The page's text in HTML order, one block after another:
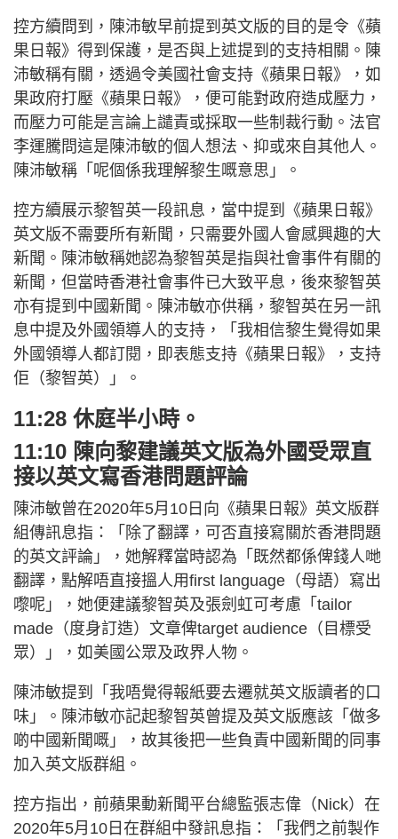
控方續問到，陳沛敏早前提到英文版的目的是令《蘋
果日報》得到保護，是否與上述提到的支持相關。陳
沛敏稱有關，透過令美國社會支持《蘋果日報》，如
果政府打壓《蘋果日報》，便可能對政府造成壓力，
而壓力可能是言論上譴責或採取一些制裁行動。法官
李運騰問這是陳沛敏的個人想法、抑或來自其他人。
陳沛敏稱「呢個係我理解黎生嘅意思」。
控方續展示黎智英一段訊息，當中提到《蘋果日報》
英文版不需要所有新聞，只需要外國人會感興趣的大
新聞。陳沛敏稱她認為黎智英是指與社會事件有關的
新聞，但當時香港社會事件已大致平息，後來黎智英
亦有提到中國新聞。陳沛敏亦供稱，黎智英在另一訊
息中提及外國領導人的支持，「我相信黎生覺得如果
外國領導人都訂閱，即表態支持《蘋果日報》，支持
佢（黎智英）」。
11:28 休庭半小時。
11:10 陳向黎建議英文版為外國受眾直
接以英文寫香港問題評論
陳沛敏曾在2020年5月10日向《蘋果日報》英文版群
組傳訊息指：「除了翻譯，可否直接寫關於香港問題
的英文評論」，她解釋當時認為「既然都係俾錢人哋
翻譯，點解唔直接搵人用first language（母語）寫出
嚟呢」，她便建議黎智英及張劍虹可考慮「tailor
made（度身訂造）文章俾target audience（目標受
眾）」，如美國公眾及政界人物。
陳沛敏提到「我唔覺得報紙要去遷就英文版讀者的口
味」。陳沛敏亦記起黎智英曾提及英文版應該「做多
啲中國新聞嘅」，故其後把一些負責中國新聞的同事
加入英文版群組。
控方指出，前蘋果動新聞平台總監張志偉（Nick）在
2020年5月10日在群組中發訊息指：「我們之前製作